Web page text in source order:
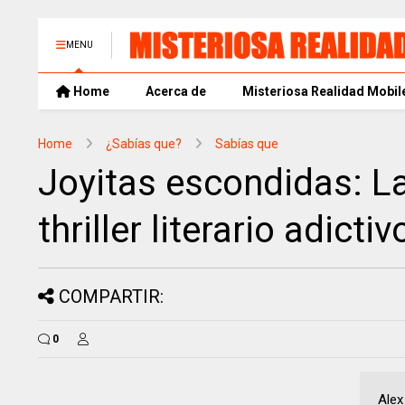
MENU
Home Acerca de Misteriosa Realidad
Home ¿Sabías que? Sabías que
Joyitas escondidas:
thriller literario
COMPARTIR:
0